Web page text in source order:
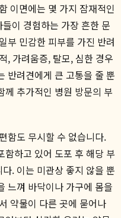
이면에는 몇 가지 잠재적인
이 경험하는 가장 흔한 문
부 민감한 피부를 가진 반려
, 가려움증, 탈모, 심한 경우
반려견에게 큰 고통을 줄 뿐
께 추가적인 병원 방문의 부
함도 무시할 수 없습니다.
함하고 있어 도포 후 해당 부
. 이는 미관상 좋지 않을 뿐
느껴 바닥이나 가구에 몸을
약물이 다른 곳에 묻어나